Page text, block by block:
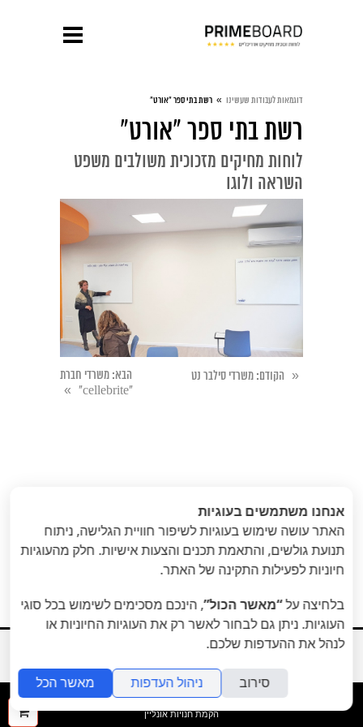
דוגמאות לעבודות שעשינו » רשת בתי ספר "אורט"
רשת בתי ספר "אורט"
לוחות מחיקים מזכוכית משולבים משפט
השראה ולוגו
« הקודם: משרדי סילבר נט הבא: משרדי חברת
"cellebrite"
»
primeboard פרייםבורד כול הזכויות שמורות 2014
folyou
הקמת חנויות אונליין
אנחנו משתמשים בעוגיות
האתר עושה שימוש בעוגיות לשיפור חוויית הגלישה, ניתוח
תנועת גולשים, והתאמת תכנים והצעות אישיות. חלק מהעוגיות
חיוניות לפעילות התקינה של האתר.
בלחיצה על“מאשר הכול”, הינכם מסכימים לשימוש בכל סוגי
העוגיות. ניתן גם לבחור לאשר רק את העוגיות החיוניות או
לנהל את ההעדפות שלכם.
סירוב ניהול העדפות מאשר הכל